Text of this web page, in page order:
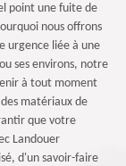
point une fuite de
nous offrons
urgence liée à une
ses environs, notre
à tout moment
matériaux de
que votre
Landouer
d'un savoir-faire